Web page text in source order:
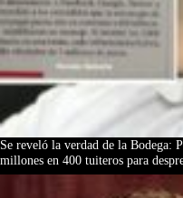
Se reveló la verdad de la Bodega:
millones en 400 tuiteros para